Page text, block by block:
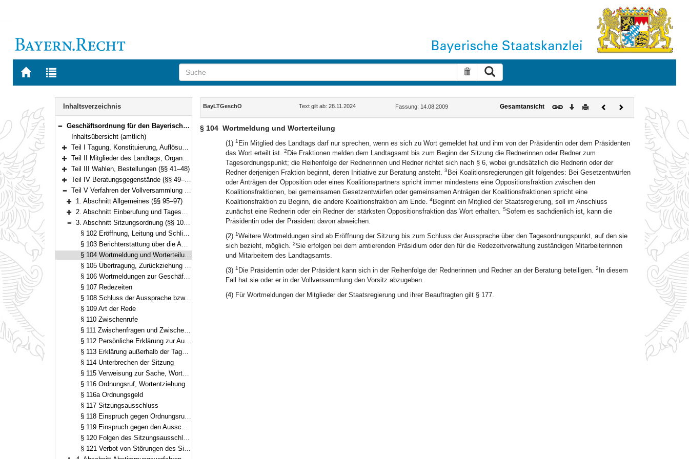
Zur
BAYERN.RECHT
Zur
letzten
Suche zurücksetzen
Navigation
Inhaltsverzeichnis
Bereich reduzieren
Geschäftsordnung für den Bayerischen Landtag (BayLTGeschO) in der Fassung der Bekanntmachung vom 14. August 2009 (GVBl. S. 420) BayRS 1100-3-I (§§ 1–195)
Inhaltsübersicht (amtlich)
Bereich erweitern
Teil I Tagung, Konstituierung, Auflösung und Abberufung (§§ 1–3)
Bereich erweitern
Teil II Mitglieder des Landtags, Organe und Gremien (§§ 4–40)
Bereich erweitern
Teil III Wahlen, Bestellungen (§§ 41–48)
Bereich erweitern
Teil IV Beratungsgegenstände (§§ 49–94)
Bereich reduzieren
Teil V Verfahren der Vollversammlung (§§ 95–135)
Bereich erweitern
1. Abschnitt Allgemeines (§§ 95–97)
Bereich erweitern
2. Abschnitt Einberufung und Tagesordnung (§§ 98–101)
Bereich reduzieren
3. Abschnitt Sitzungsordnung (§§ 102–121)
§ 102 Eröffnung, Leitung und Schließung der Sitzung
§ 103 Berichterstattung über die Ausschussberatungen
§ 104 Wortmeldung und Worterteilung
§ 105 Übertragung, Zurückziehung und Verfall der Wortmeldung
§ 106 Wortmeldungen zur Geschäftsordnung
§ 107 Redezeiten
§ 108 Schluss der Aussprache bzw. der Redeliste und Verkürzung der Redezeit
§ 109 Art der Rede
§ 110 Zwischenrufe
§ 111 Zwischenfragen und Zwischenbemerkungen
§ 112 Persönliche Erklärung zur Aussprache
§ 113 Erklärung außerhalb der Tagesordnung
§ 114 Unterbrechen der Sitzung
§ 115 Verweisung zur Sache, Wortentziehung
§ 116 Ordnungsruf, Wortentziehung
§ 116a Ordnungsgeld
§ 117 Sitzungsausschluss
§ 118 Einspruch gegen Ordnungsruf, Wortentziehung und Ordnungsgeld
§ 119 Einspruch gegen den Ausschluss vom weiteren Verlauf der Sitzung
§ 120 Folgen des Sitzungsausschlusses
§ 121 Verbot von Störungen des Sitzungsverlaufs durch Besucherinnen und Besucher
Inhalt
BayLTGeschO Text gilt ab: 28.11.2024 Fassung: 14.08.2009 Gesamtansicht Download
DruckenVorherigesNächstes
Dokument
§ 104 Wortmeldung und Worterteilung
(1) 1 Ein Mitglied des Landtags darf nur sprechen, wenn es sich zu Wort gemeldet hat und ihm von der Präsidentin oder dem Präsidenten
das Wort erteilt ist. 2 Die Fraktionen melden dem Landtagsamt bis zum Beginn der Sitzung die Rednerinnen oder Redner zum
Tagesordnungspunkt; die Reihenfolge der Rednerinnen und Redner richtet sich nach § 6, wobei grundsätzlich die Rednerin oder der
Redner derjenigen Fraktion beginnt, deren Initiative zur Beratung ansteht. 3 Bei Koalitionsregierungen gilt folgendes: Bei Gesetzentwürfen
oder Anträgen der Opposition oder eines Koalitionspartners spricht immer mindestens eine Oppositionsfraktion zwischen den
Koalitionsfraktionen, bei gemeinsamen Gesetzentwürfen oder gemeinsamen Anträgen der Koalitionsfraktionen spricht eine
Koalitionsfraktion zu Beginn, die andere Koalitionsfraktion am Ende. 4Beginnt ein Mitglied der Staatsregierung, soll im Anschluss
zunächst eine Rednerin oder ein Redner der stärksten Oppositionsfraktion das Wort erhalten. 5Sofern es sachdienlich ist, kann die
Präsidentin oder der Präsident davon abweichen.
(2) 1Weitere Wortmeldungen sind ab Eröffnung der Sitzung bis zum Schluss der Aussprache über den Tagesordnungspunkt, auf den sie
sich bezieht, möglich. 2Sie erfolgen bei dem amtierenden Präsidium oder den für die Redezeitverwaltung zuständigen Mitarbeiterinnen
und Mitarbeitern des Landtagsamts.
(3) 1 Die Präsidentin oder der Präsident kann sich in der Reihenfolge der Rednerinnen und Redner an der Beratung beteiligen. 2 In diesem
Fall hat sie oder er in der Vollversammlung den Vorsitz abzugeben.
(4) Für Wortmeldungen der Mitglieder der Staatsregierung und ihrer Beauftragten gilt § 177.